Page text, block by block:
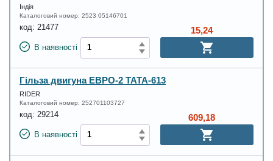
Індія
Каталоговий номер: 2523 05146701
код: 21477
В наявності
15,24
Гільза двигуна ЕВРО-2 ТАТА-613
RIDER
Каталоговий номер: 252701103727
код: 29214
В наявності
609,18